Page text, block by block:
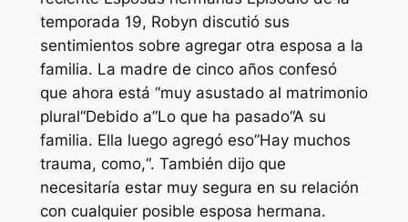
temporada 19, Robyn discutió sus
sentimientos sobre agregar otra esposa a la
familia. La madre de cinco años confesó
que ahora está “muy asustado al matrimonio
plural“Debido a”Lo que ha pasado“A su
familia. Ella luego agregó eso”Hay muchos
trauma, como,“. También dijo que
necesitaría estar muy segura en su relación
con cualquier posible esposa hermana.